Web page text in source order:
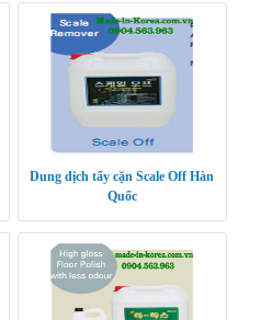
Dung dịch tẩy cặn Scale Off Hàn
Quốc